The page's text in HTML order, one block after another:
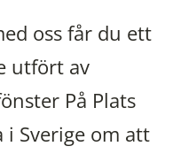
oss får du ett
utfört av
På Plats
i Sverige om att